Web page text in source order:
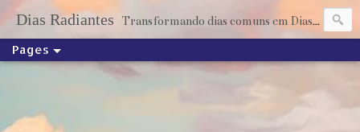
Dias Radiantes Transformando dias comuns em Dias Radiantes através dos livros
Pages